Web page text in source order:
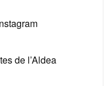
de l’Aldea